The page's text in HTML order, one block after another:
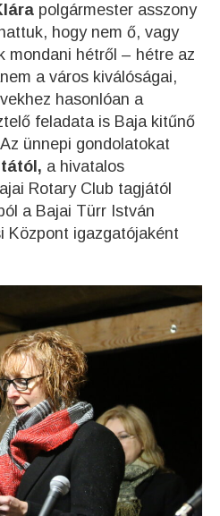
polgármester asszony
hogy nem ő, vagy
mondani hétről – hétre az
a város kiválóságai,
hasonlóan a
feladata is Baja kitűnő
ünnepi gondolatokat
a hivatalos
Rotary Club tagjától
a Bajai Türr István
Központ igazgatójaként